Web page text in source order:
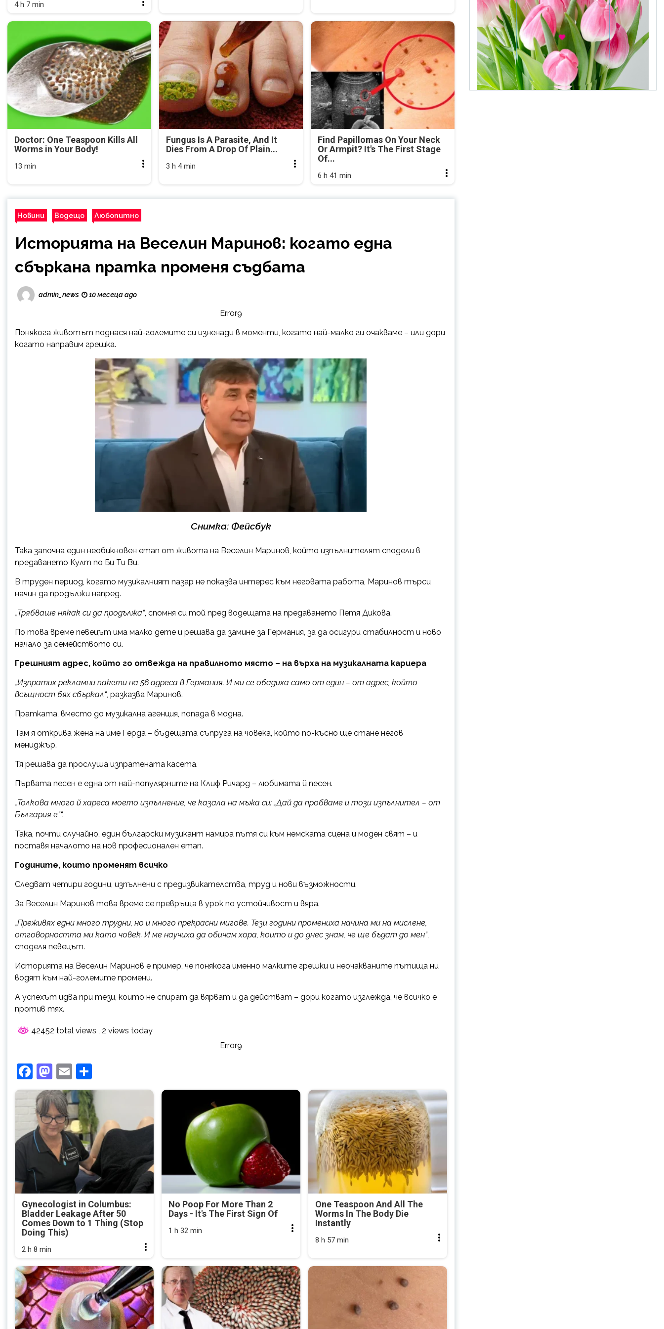
4 h 7 min
Doctor: One Teaspoon Kills All
Worms in Your Body!
13 min
Fungus Is A Parasite, And It
Dies From A Drop Of Plain...
3 h 4 min
Find Papillomas On Your Neck
Or Armpit? It's The First Stage
Of...
6 h 41 min
Новини Водещо Любопитно
Историята на Веселин Маринов: когато една
сбъркана пратка променя съдбата
admin_news 10 месеца ago
Error9
Понякога животът поднася най-големите си изненади в моменти, когато най-малко ги очакваме – или дори
когато направим грешка.
Снимка: Фейсбук
Така започна един необикновен етап от живота на Веселин Маринов, който изпълнителят сподели в
предаването Култ по Би Ти Ви.
В труден период, когато музикалният пазар не показва интерес към неговата работа, Маринов търси
начин да продължи напред.
„Трябваше някак си да продължа“ , спомня си той пред водещата на предаването Петя Дикова.
По това време певецът има малко дете и решава да замине за Германия, за да осигури стабилност и ново
начало за семейството си.
Грешният адрес, който го отвежда на правилното място – на върха на музикалната кариера
„Изпратих рекламни пакети на 56 адреса в Германия. И ми се обадиха само от един – от адрес, който
всъщност бях сбъркал“ , разказва Маринов.
Пратката, вместо до музикална агенция, попада в модна.
Там я открива жена на име Герда – бъдещата съпруга на човека, който по-късно ще стане негов
мениджър.
Тя решава да прослуша изпратената касета.
Първата песен е една от най-популярните на Клиф Ричард – любимата й песен.
„Толкова много й хареса моето изпълнение, че казала на мъжа си: „Дай да пробваме и този изпълнител – от
България е““.
Така, почти случайно, един български музикант намира пътя си към немската сцена и моден свят – и
поставя началото на нов професионален етап.
Годините, които променят всичко
Следват четири години, изпълнени с предизвикателства, труд и нови възможности.
За Веселин Маринов това време се превръща в урок по устойчивост и вяра.
„Преживях едни много трудни, но и много прекрасни мигове. Тези години промениха начина ми на мислене,
отговорността ми като човек. И ме научиха да обичам хора, които и до днес знам, че ще бъдат до мен“
споделя певецът.
Историята на Веселин Маринов е пример, че понякога именно малките грешки и неочакваните пътища ни
водят към най-големите промени.
А успехът идва при тези, които не спират да вярват и да действат – дори когато изглежда, че всичко е
пpoтuв тях.
42452 total views
, 2 views today
Error9
Facebook
Mastodon
Email
Gynecologist in Columbus:
Bladder Leakage After 50
Comes Down to 1 Thing (Stop
Doing This)
2 h 8 min
No Poop For More Than 2
Days - It's The First Sign Of
1 h 32 min
One Teaspoon And All The
Worms In The Body Die
Instantly
8 h 57 min